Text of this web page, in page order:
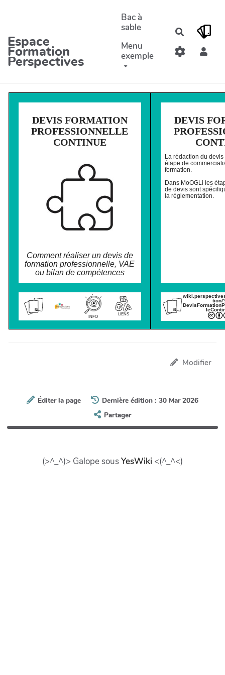
Espace
Formation
Perspectives
Bac à
sable
Menu
exemple
DEVIS FORMATION
PROFESSIONNELLE
CONTINUE
Comment réaliser un devis de
formation professionnelle, VAE
ou bilan de compétences
INFO
LIENS
DEVIS
La rédaction du
étape de
formation.
Dans MoOGLi les
de devis sont
la règlementation.
tion/
Modifier
Éditer la page
Dernière édition : 30 Mar 2026
Partager
(>^_^)> Galope sousYesWiki <(^_^<)